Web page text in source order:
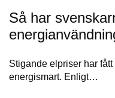
Så har
Stigande elpriser har
energismart. Enligt…